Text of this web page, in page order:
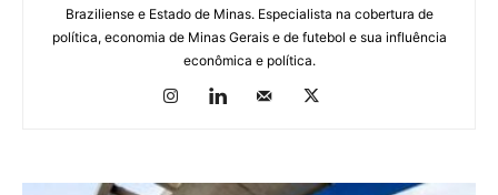
Braziliense e Estado de Minas. Especialista na cobertura de
política, economia de Minas Gerais e de futebol e sua influência
econômica e política.